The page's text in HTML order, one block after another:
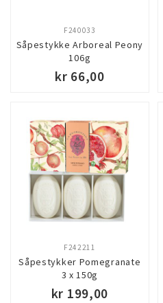
Såpestykke Arboreal Peony
106g
F240033
kr 66,00
Såpestykker Pomegranate
3 x 150g
F242211
kr 199,00